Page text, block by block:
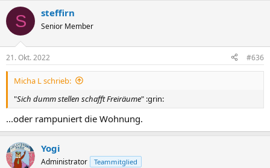
k
i
e
n
S steffirn
Senior Member
21. Okt. 2022 #636
Micha L schrieb:
"Sich dumm stellen schafft Freiräume" :grin:
...oder rampuniert die Wohnung.
Yogi
Administrator Teammitglied